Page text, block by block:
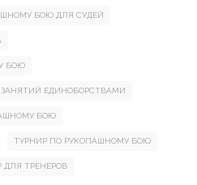
БОЮ ДЛЯ СУДЕЙ
БОЮ
ЕДИНОБОРСТВАМИ
БОЮ
ТУРНИР ПО РУКОПАШНОМУ БОЮ
ТРЕНЕРОВ